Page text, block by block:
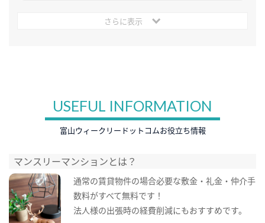
さらに表示
USEFUL INFORMATION
富山ウィークリードットコムお役立ち情報
マンスリーマンションとは？
通常の賃貸物件の場合必要な敷金・礼金・仲介手
数料がすべて無料です！
法人様の出張時の経費削減にもおすすめです。